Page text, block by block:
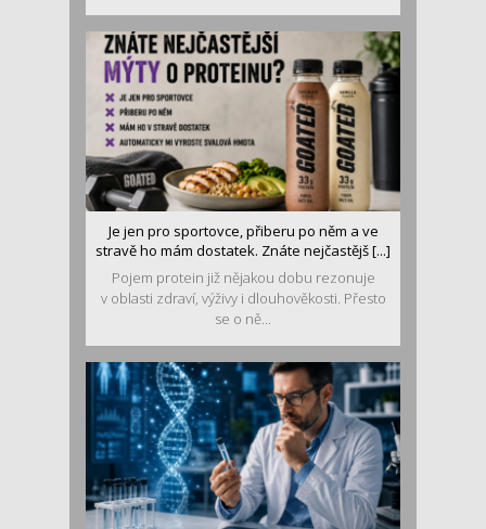
Je jen pro sportovce, přiberu po něm a ve
stravě ho mám dostatek. Znáte nejčastějš [...]
Pojem protein již nějakou dobu rezonuje
v oblasti zdraví, výživy i dlouhověkosti. Přesto
se o ně...